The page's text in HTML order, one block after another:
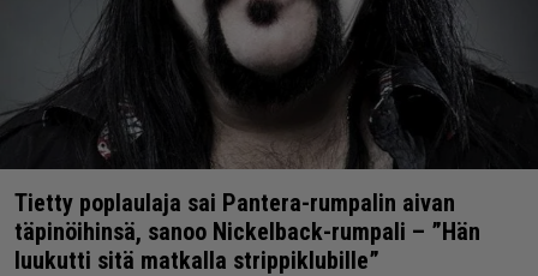
Tietty poplaulaja sai Pantera-rumpalin aivan
täpinöihinsä, sanoo Nickelback-rumpali – ”Hän
luukutti sitä matkalla strippiklubille”